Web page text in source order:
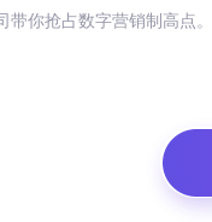
带你抢占数字营销制高点。